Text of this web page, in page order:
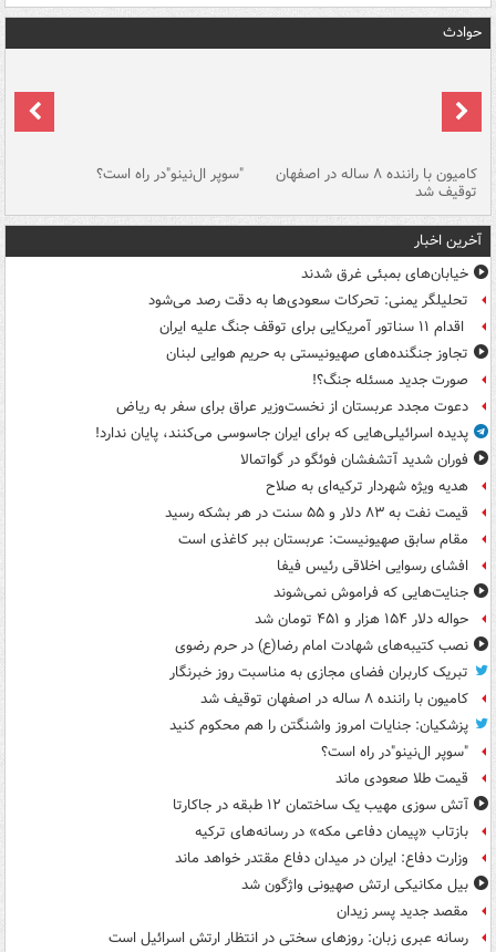
حوادث
کامیون با راننده ۸ ساله در اصفهان
توقیف شد
"سوپر ال‌نینو"در راه است؟
آخرین اخبار
خیابان‌های بمبئی غرق شدند
تحلیلگر یمنی: تحرکات سعودی‌ها به دقت رصد می‌شود
اقدام ۱۱ سناتور آمریکایی برای توقف جنگ علیه ایران
تجاوز جنگنده‌های صهیونیستی به حریم هوایی لبنان
صورت جدید مسئله جنگ؟!
دعوت مجدد عربستان از نخست‌وزیر عراق برای سفر به ریاض
پدیده اسرائیلی‌هایی که برای ایران جاسوسی می‌کنند، پایان ندارد!
فوران شدید آتشفشان فوئگو در گواتمالا
هدیه ویژه شهردار ترکیه‌ای به صلاح
قیمت نفت به ۸۳ دلار و ۵۵ سنت در هر بشکه رسید
مقام سابق صهیونیست: عربستان ببر کاغذی است
افشای رسوایی اخلاقی رئیس فیفا
جنایت‌هایی که فراموش نمی‌شوند
حواله دلار ۱۵۴ هزار و ۴۵۱ تومان شد
نصب کتیبه‌های شهادت امام رضا(ع) در حرم رضوی
تبریک کاربران فضای مجازی به مناسبت روز خبرنگار
کامیون با راننده ۸ ساله در اصفهان توقیف شد
پزشکیان: جنایات امروز واشنگتن را هم محکوم کنید
"سوپر ال‌نینو"در راه است؟
قیمت طلا صعودی ماند
آتش سوزی مهیب یک ساختمان ۱۲ طبقه در جاکارتا
بازتاب «پیمان دفاعی مکه» در رسانه‌های ترکیه
وزارت دفاع: ایران در میدان دفاع مقتدر خواهد ماند
بیل مکانیکی ارتش صهیونی واژگون شد
مقصد جدید پسر زیدان
رسانه عبری زبان: روزهای سختی در انتظار ارتش اسرائیل است